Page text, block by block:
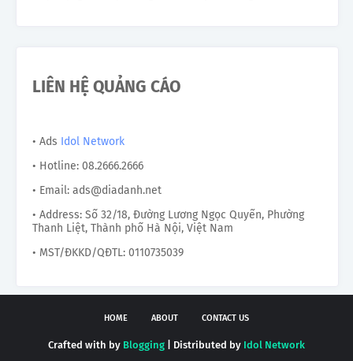
LIÊN HỆ QUẢNG CÁO
• Ads Idol Network
• Hotline: 08.2666.2666
• Email: ads@diadanh.net
• Address: Số 32/18, Đường Lương Ngọc Quyến, Phường
Thanh Liệt, Thành phố Hà Nội, Việt Nam
• MST/ĐKKD/QĐTL: 0110735039
HOME ABOUT CONTACT US
Crafted with by Blogging | Distributed by Idol Network